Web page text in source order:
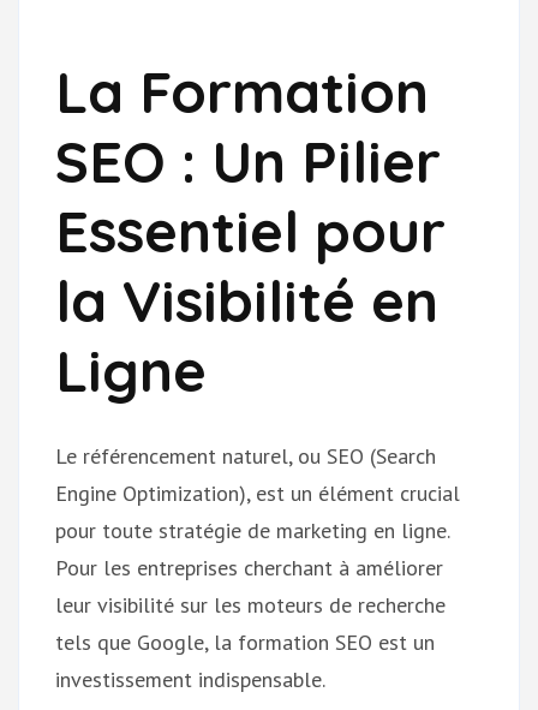
La Formation
SEO : Un Pilier
Essentiel pour
la Visibilité en
Ligne
Le référencement naturel, ou SEO (Search
Engine Optimization), est un élément crucial
pour toute stratégie de marketing en ligne.
Pour les entreprises cherchant à améliorer
leur visibilité sur les moteurs de recherche
tels que Google, la formation SEO est un
investissement indispensable.